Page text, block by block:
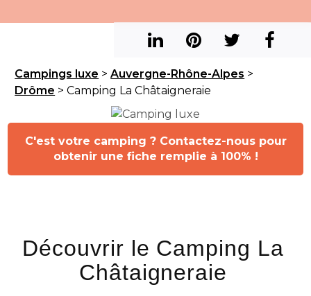
Campings luxe >Auvergne-Rhône-Alpes >
Drôme > Camping La Châtaigneraie
Découvrir le Camping La
Châtaigneraie
C'est votre camping ? Contactez-nous pour
obtenir une fiche remplie à 100% !